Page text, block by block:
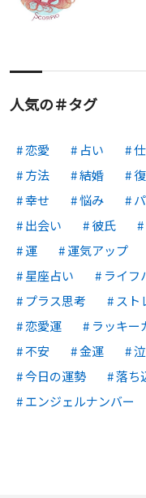
人気の＃タグ
恋愛 占い
方法
結婚
幸せ
悩み
出会い
彼氏
運
運気アップ
星座占い
ライフ
プラス思考
スト
恋愛運
ラッキー
不安
金運
今日の運勢
落ち
エンジェルナンバー